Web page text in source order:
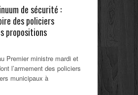
de sécurité :
des policiers
propositions
Premier ministre mardi et
l’armement des policiers
municipaux à